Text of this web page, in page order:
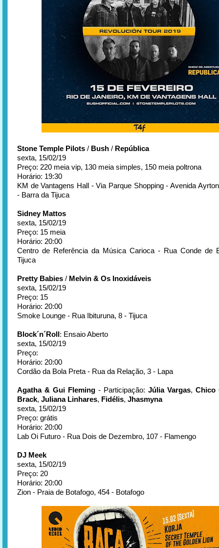
Stone Temple Pilots / Bush / República
sexta, 15/02/19
Preço: 220 meia vip, 130 meia simples, 150 meia poltrona
Horário: 19:30
KM de Vantagens Hall - Via Parque Shopping - Avenida
- Barra da Tijuca
Sidney Mattos
sexta, 15/02/19
Preço: 15 meia
Horário: 20:00
Centro de Referência da Música Carioca - Rua Conde de
Tijuca
Pretty Babies / Melvin & Os Inoxidáveis
sexta, 15/02/19
Preço: 15
Horário: 20:00
Smoke Lounge - Rua Ibituruna, 8 - Tijuca
Block´n´Roll: Ensaio Aberto
sexta, 15/02/19
Preço:
Horário: 20:00
Cordão da Bola Preta - Rua da Relação, 3 - Lapa
Agatha & Gui Fleming - Participação: Júlia Vargas, Chico
Brack, Juliana Linhares, Fidélis, Jhasmyna
sexta, 15/02/19
Preço: grátis
Horário: 20:00
Lab Oi Futuro - Rua Dois de Dezembro, 107 - Flamengo
DJ Meek
sexta, 15/02/19
Preço: 20
Horário: 20:00
Zion - Praia de Botafogo, 454 - Botafogo